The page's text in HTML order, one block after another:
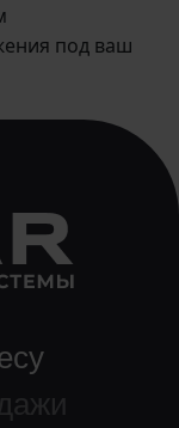
под ваш